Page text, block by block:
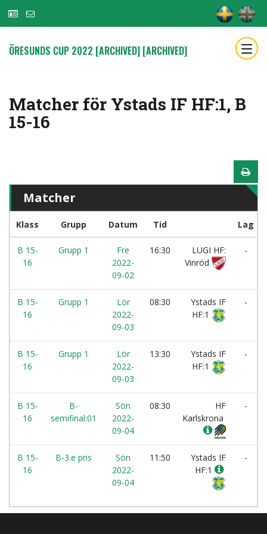
ÖRESUNDS CUP 2022 [ARCHIVED] [ARCHIVED]
Matcher för Ystads IF HF:1, B
15-16
Matcher
Klass Grupp Datum Tid Lag
B 15-
16
Grupp 1
Fre
2022-
09-02
16:30
LUGI HF:
Vinröd
-
B 15-
16
Grupp 1
Lör
2022-
09-03
08:30
Ystads IF
HF:1
-
B 15-
16
Grupp 1
Lör
2022-
09-03
13:30
Ystads IF
HF:1
-
B 15-
16
B-
semifinal:01
Sön
2022-
09-04
08:30
HF
Karlskrona
-
B 15-
16
B-3.e pris
Sön
2022-
09-04
11:50
Ystads IF
HF:1
-